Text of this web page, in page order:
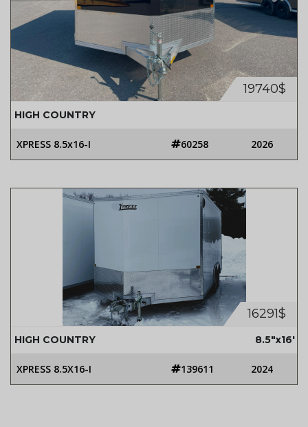
19740$
HIGH COUNTRY
XPRESS 8.5x16-I 60258 2026
16291$
HIGH COUNTRY 8.5"x16'
XPRESS 8.5X16-I 139611 2024